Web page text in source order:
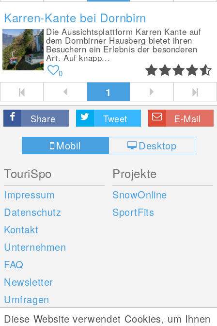
Karren-Kante bei Dornbirn
Die Aussichtsplattform Karren Kante auf
dem Dornbirner Hausberg bietet ihren
Besuchern ein Erlebnis der besonderen
Art. Auf knapp...
0
1
Share Tweet E-Mail
Mobil Desktop
TouriSpo
Impressum
Datenschutz
Kontakt
Unternehmen
FAQ
Newsletter
Umfragen
Projekte
SnowOnline
SportFits
Diese Website verwendet Cookies, um Ihnen